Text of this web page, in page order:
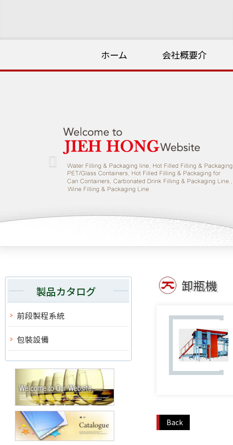
ホーム 会社概要介
製品カタログ
前段製程系統
包裝設備
卸瓶機
Back